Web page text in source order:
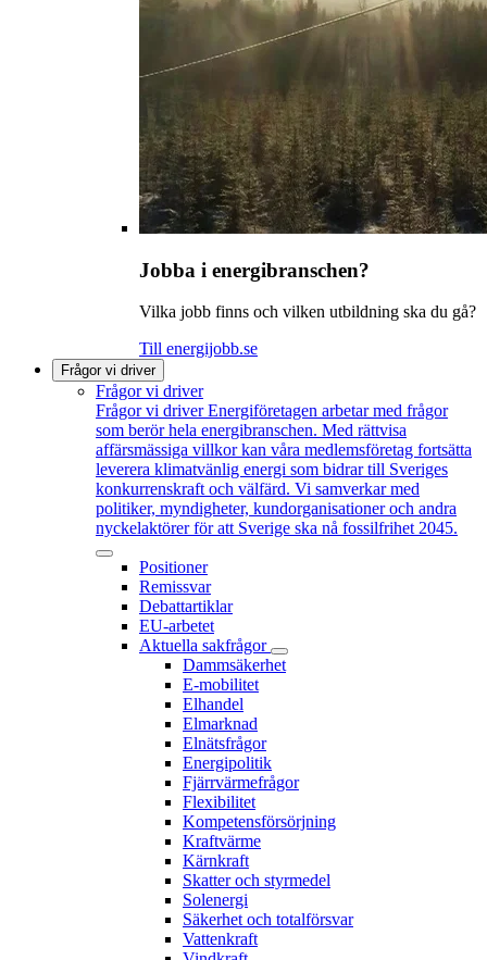
Jobba i energibranschen?
Vilka jobb finns och vilken utbildning ska du gå?
Till energijobb.se
Frågor vi driver
Frågor vi driver
Frågor vi driver Energiföretagen arbetar med frågor
som berör hela energibranschen. Med rättvisa
affärsmässiga villkor kan våra medlemsföretag fortsätta
leverera klimatvänlig energi som bidrar till Sveriges
konkurrenskraft och välfärd. Vi samverkar med
politiker, myndigheter, kundorganisationer och andra
nyckelaktörer för att Sverige ska nå fossilfrihet 2045.
Positioner
Remissvar
Debattartiklar
EU-arbetet
Aktuella sakfrågor
Dammsäkerhet
E-mobilitet
Elhandel
Elmarknad
Elnätsfrågor
Energipolitik
Fjärrvärmefrågor
Flexibilitet
Kompetensförsörjning
Kraftvärme
Kärnkraft
Skatter och styrmedel
Solenergi
Säkerhet och totalförsvar
Vattenkraft